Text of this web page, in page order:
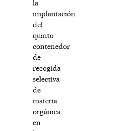
la
implantación
del
quinto
contenedor
de
recogida
selectiva
de
materia
orgánica
en